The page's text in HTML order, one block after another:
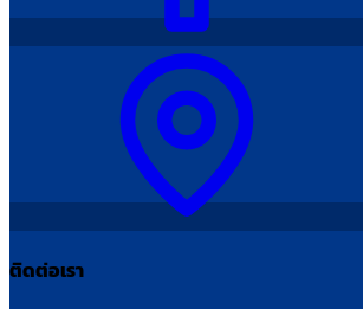
ติดต่อเรา